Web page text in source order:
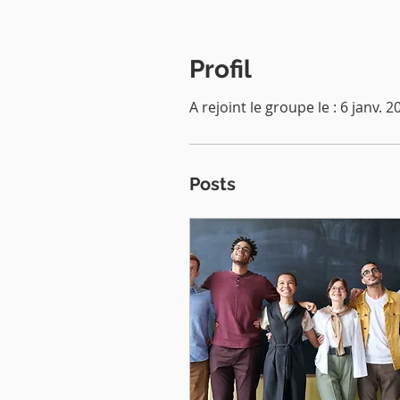
Profil
A rejoint le groupe le : 6 janv.
Posts